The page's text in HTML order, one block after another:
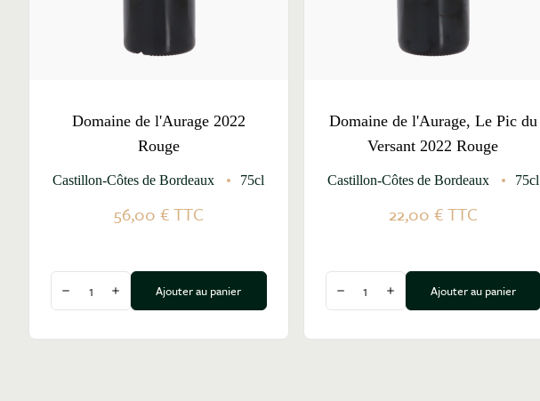
Domaine de l'Aurage 2022
Rouge
Castillon-Côtes de Bordeaux 75cl
56,00 €TTC
Diminuer la quantité
Augmenter la quantité
Ajouter au panier
Domaine de l'Aurage, Le Pic du
Versant 2022 Rouge
Castillon-Côtes de Bordeaux 75cl
22,00 €TTC
Diminuer la quantité
Augmenter la quantité
Ajouter au panier